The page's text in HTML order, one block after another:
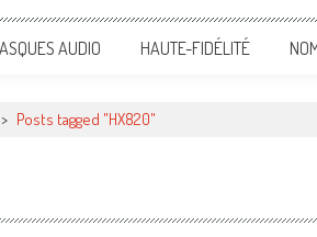
AUDIO HAUTE-FIDÉLITÉ
> Posts tagged "HX820"